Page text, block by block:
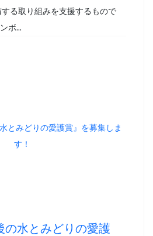
る取り組みを支援するもので
ボ...
水とみどりの愛護